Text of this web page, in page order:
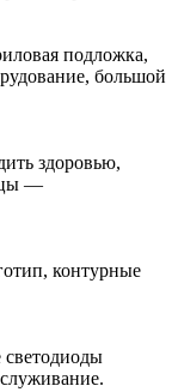
подложка,
большой
здоровью,
—
контурные
светодиоды